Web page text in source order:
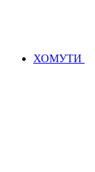
ХОМУТИ